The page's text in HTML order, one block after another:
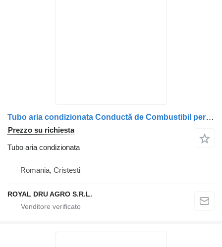
Tubo aria condizionata Conductă de Combustibil per camion MAN 51123055438/51123055450
Prezzo su richiesta
Tubo aria condizionata
Romania, Cristesti
ROYAL DRU AGRO S.R.L.